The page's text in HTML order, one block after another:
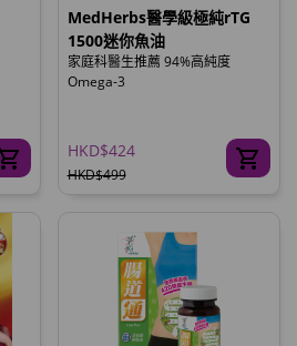
MedHerbs醫學級極純rTG
1500迷你魚油
家庭科醫生推薦 94%高純度
Omega-3
HKD$424
HKD$499